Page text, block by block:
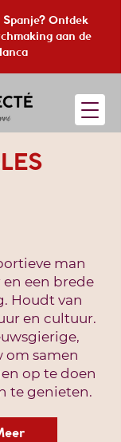
Spanje? Ontdek
aan de
man
een brede
Houdt van
en cultuur.
om samen
op te doen
te genieten.